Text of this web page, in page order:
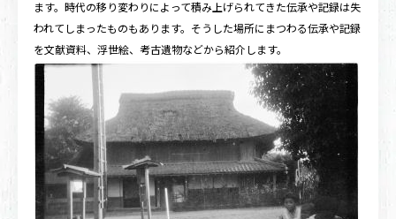
ます。時代の移り変わりによって積み上げられてきた伝承や記録は失
われてしまったものもあります。そうした場所にまつわる伝承や記録
を文献資料、浮世絵、考古遺物などから紹介します。